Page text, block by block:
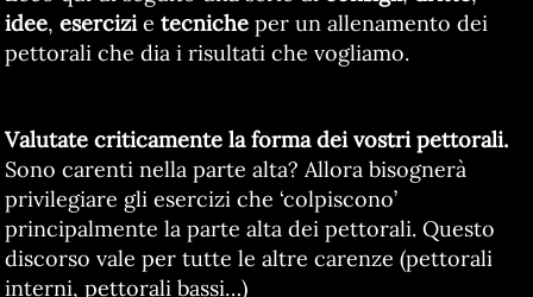
idee, esercizie tecnicheper un allenamento dei
pettorali che dia i risultati che vogliamo.
Valutate criticamente la forma dei vostri pettorali.
Sono carenti nella parte alta? Allora bisognerà
privilegiare gli esercizi che ‘colpiscono’
principalmente la parte alta dei pettorali. Questo
discorso vale per tutte le altre carenze (pettorali
interni, pettorali bassi…)